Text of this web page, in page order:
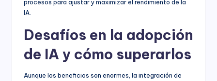
procesos para ajustar y maximizar el rendimiento de la
IA.
Desafíos en la adopción
de IA y cómo superarlos
Aunque los beneficios son enormes, la integración de